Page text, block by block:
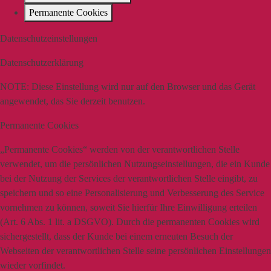
Permanente Cookies
Datenschutzeinstellungen
Datenschutzerklärung
NOTE: Diese Einstellung wird nur auf den Browser und das Gerät
angewendet, das Sie derzeit benutzen.
Permanente Cookies
„Permanente Cookies“ werden von der verantwortlichen Stelle
verwendet, um die persönlichen Nutzungseinstellungen, die ein Kunde
bei der Nutzung der Services der verantwortlichen Stelle eingibt, zu
speichern und so eine Personalisierung und Verbesserung des Service
vornehmen zu können, soweit Sie hierfür Ihre Einwilligung erteilen
(Art. 6 Abs. 1 lit. a DSGVO). Durch die permanenten Cookies wird
sichergestellt, dass der Kunde bei einem erneuten Besuch der
Webseiten der verantwortlichen Stelle seine persönlichen Einstellungen
wieder vorfindet.